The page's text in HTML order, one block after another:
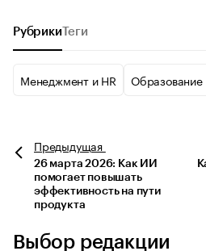
Рубрики Теги
Менеджмент и HR Образование
Предыдущая
26 марта 2026: Как ИИ
помогает повышать
эффективность на пути
продукта
Выбор редакции